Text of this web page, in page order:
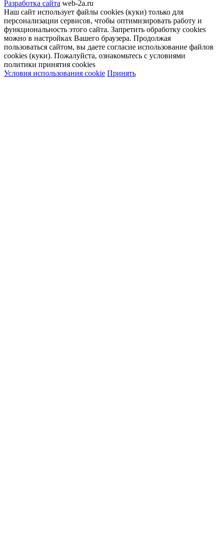
Разработка сайта web-2a.ru
Наш сайт использует файлы cookies (куки) только для
персонализации сервисов, чтобы оптимизировать работу и
функциональность этого сайта. Запретить обработку cookies
можно в настройках Вашего браузера. Продолжая
пользоваться сайтом, вы даете согласие использование файлов
cookies (куки). Пожалуйста, ознакомьтесь с условиями
политики принятия сookies
Условия использования cookie Принять